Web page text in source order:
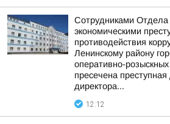
Сотрудниками Отдела
экономическими
противодействия
Ленинскому району
оперативно-
пресечена
директора...
12:12